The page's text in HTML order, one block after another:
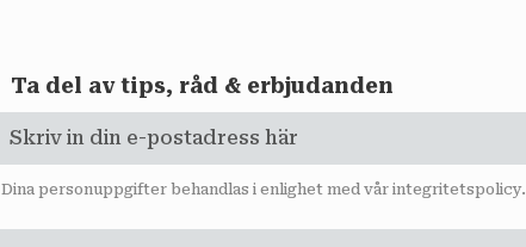
Ta del av tips, råd & erbjudanden
Dina personuppgifter behandlas i enlighet med vår integritetspolicy.